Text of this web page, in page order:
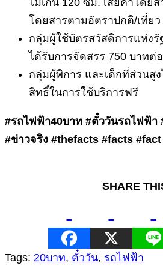
โดยสารตามอัตราปกติ/เที่ยว
กลุ่มผู้ใช้บัตรสวัสดิการแห่งรั
ได้รับการจัดสรร 750 บาทต่
กลุ่มผู้พิการ และเด็กที่ส่วนสู
สิทธิ์ในการใช้บริการฟรี
#รถไฟฟ้า40บาท #ตั๋ววันรถไฟฟ้า
#ข่าวจริง #thefacts #facts #fact
SHARE
Tags: 20บาท, ตั๋ววัน, รถไฟฟ้า